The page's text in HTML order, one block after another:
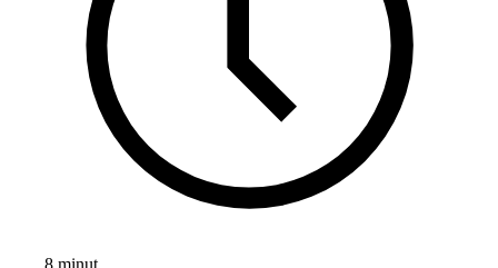
8 minut